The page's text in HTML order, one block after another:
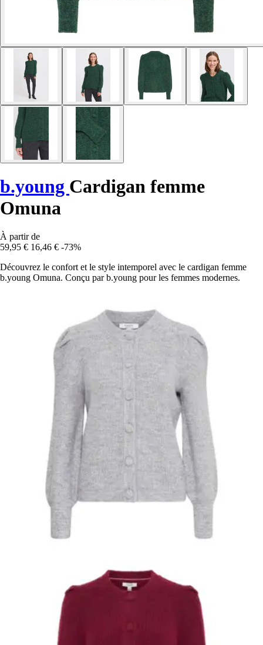
b.young Cardigan femme
Omuna
À partir de
59,95 € 16,46 € -73%
Découvrez le confort et le style intemporel avec le cardigan femme
b.young Omuna. Conçu par b.young pour les femmes modernes.